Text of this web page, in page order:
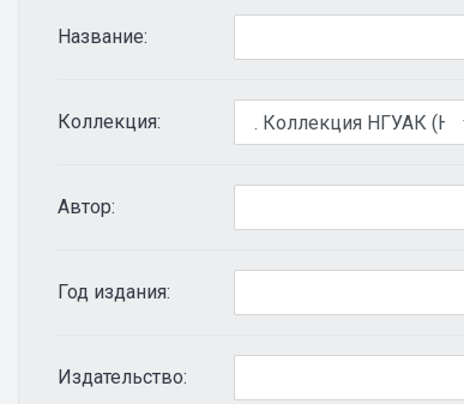
Название:
Коллекция:
Автор:
Год издания:
Издательство: